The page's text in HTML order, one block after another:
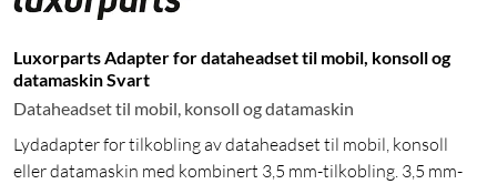
Luxorparts Adapter for dataheadset til mobil, konsoll og
datamaskin Svart
Dataheadset til mobil, konsoll og datamaskin
Lydadapter for tilkobling av dataheadset til mobil, konsoll
eller datamaskin med kombinert 3,5 mm-tilkobling. 3,5 mm-